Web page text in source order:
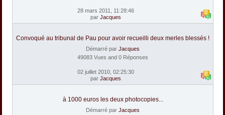
28 mars 2011, 11:28:46
par Jacques
Convoqué au tribunal de Pau pour avoir recueilli deux merles blessés !
Démarré par Jacques
49083 Vues and 0 Réponses
02 juillet 2010, 02:25:30
par Jacques
à 1000 euros les deux photocopies...
Démarré par Jacques